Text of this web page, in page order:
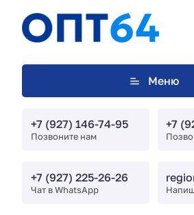
Меню
+7 (927) 146-74-95
Позвоните нам
+7
+7 (927) 225-26-26
Чат в WhatsApp